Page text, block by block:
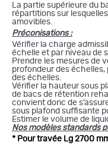
La partie supérieure du
répartitions sur
amovibles.
Préconisations :
Vérifier la charge
échelle et par niveau de
Prendre les mesures de
profondeur des
des échelles.
Vérifier la hauteur sous
de bacs de rétention
convient donc de
sous plafond suffisante
Estimer le volume de
Nos modèles standards
* Pour travée Lg 2700